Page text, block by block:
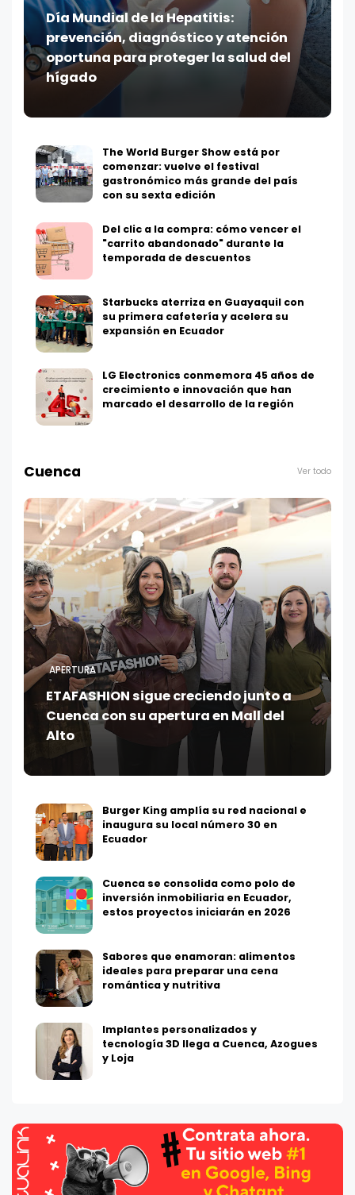
Día Mundial de la Hepatitis:
prevención, diagnóstico y atención
oportuna para proteger la salud del
hígado
The World Burger Show está por
comenzar: vuelve el festival
gastronómico más grande del país
con su sexta edición
Del clic a la compra: cómo vencer el
"carrito abandonado" durante la
temporada de descuentos
Starbucks aterriza en Guayaquil con
su primera cafetería y acelera su
expansión en Ecuador
LG Electronics conmemora 45 años de
crecimiento e innovación que han
marcado el desarrollo de la región
Cuenca Ver todo
APERTURA
ETAFASHION sigue creciendo junto a
Cuenca con su apertura en Mall del
Alto
Burger King amplía su red nacional e
inaugura su local número 30 en
Ecuador
Cuenca se consolida como polo de
inversión inmobiliaria en Ecuador,
estos proyectos iniciarán en 2026
Sabores que enamoran: alimentos
ideales para preparar una cena
romántica y nutritiva
Implantes personalizados y
tecnología 3D llega a Cuenca, Azogues
y Loja